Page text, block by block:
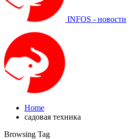
INFOS - новости
Home
садовая техника
Browsing Tag